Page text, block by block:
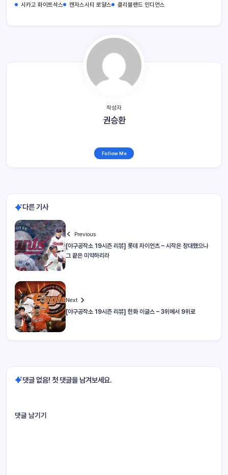
시카고 화이트삭스 캔자스시티 로얄스 클리블랜드 인디언스
작성자
권승환
Follow Me
다른 기사
Previous
[야구공작소 19시즌 리뷰] 롯데 자이언츠 – 시작은 창대했으나
그 끝은 미약하리라
Next
[야구공작소 19시즌 리뷰] 한화 이글스 – 3위에서 9위로
댓글 없음! 첫 댓글을 남겨보세요.
댓글 남기기